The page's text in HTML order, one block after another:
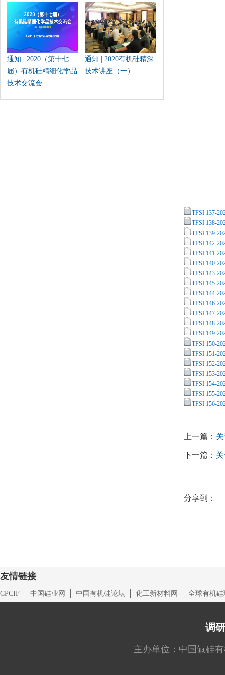
通知 | 2020（第十七
届）有机硅精细化学品
技术交流会
通知 | 2020有机硅精深
技术讲座（一）
TFSI 137-
TFSI 138-
TFSI 139-
TFSI 142-
TFSI 141-
TFSI 140-
TFSI 143-
TFSI 145-
TFSI 144-
TFSI 146-
TFSI 147-
TFSI 148-
TFSI 149-
TFSI 150-
TFSI 151-
TFSI 152-
TFSI 153-
TFSI 154-
TFSI 155-
TFSI 156-
上一篇：
下一篇：
分享到：
友情链接
CPCIF 中国硅业网 中国有机硅论坛 化工新材料网 全球有机硅
调
主办单位：中国氟硅